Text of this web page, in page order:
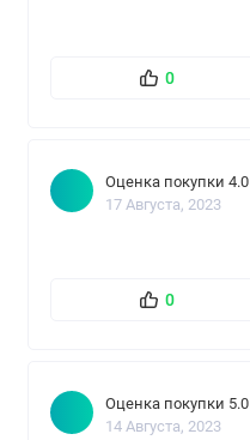
0
Оценка покупки 4.0
17 Августа, 2023
0
Оценка покупки 5.0
14 Августа, 2023